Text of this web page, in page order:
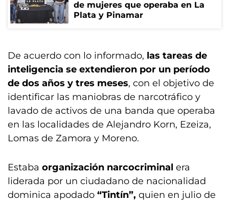
de mujeres que operaba en La
Plata y Pinamar
De acuerdo con lo informado, las tareas de
inteligencia se extendieron por un período
de dos años y tres meses, con el objetivo de
identificar las maniobras de narcotráfico y
lavado de activos de una banda que operaba
en las localidades de Alejandro Korn, Ezeiza,
Lomas de Zamora y Moreno.
Estaba organización narcocriminal era
liderada por un ciudadano de nacionalidad
dominica apodado “Tintín”, quien en julio de